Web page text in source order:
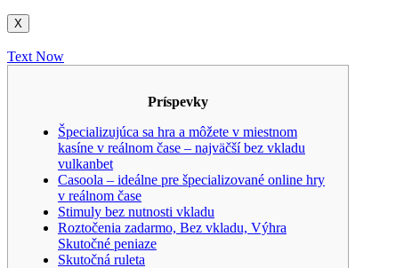
X
Text Now
Príspevky
Špecializujúca sa hra a môžete v miestnom
kasíne v reálnom čase – najväčší bez vkladu
vulkanbet
Casoola – ideálne pre špecializované online hry
v reálnom čase
Stimuly bez nutnosti vkladu
Roztočenia zadarmo, Bez vkladu, Výhra
Skutočné peniaze
Skutočná ruleta